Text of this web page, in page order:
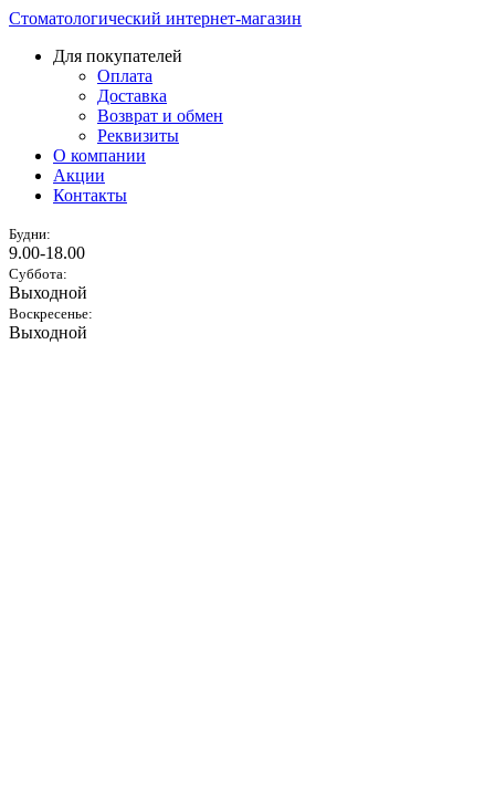
Стоматологический интернет-магазин
Для покупателей
Оплата
Доставка
Возврат и обмен
Реквизиты
О компании
Акции
Контакты
Будни:
9.00-18.00
Суббота:
Выходной
Воскресенье:
Выходной